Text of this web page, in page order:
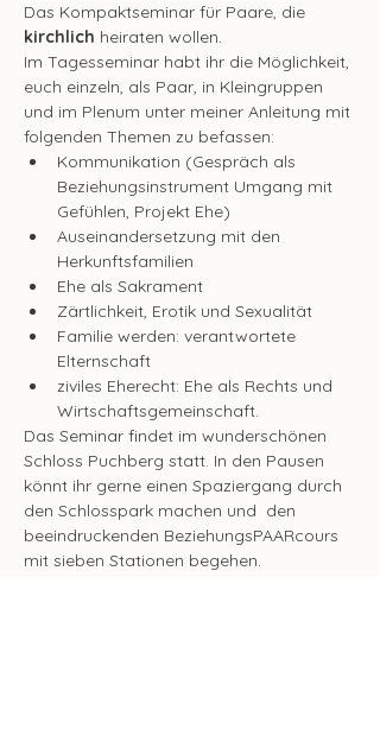
Das Kompaktseminar für Paare, die
kirchlich heiraten wollen.
Im Tagesseminar habt ihr die Möglichkeit,
euch einzeln, als Paar, in Kleingruppen
und im Plenum unter meiner Anleitung mit
folgenden Themen zu befassen:
Kommunikation (Gespräch als
Beziehungsinstrument Umgang mit
Gefühlen, Projekt Ehe)
Auseinandersetzung mit den
Herkunftsfamilien
Ehe als Sakrament
Zärtlichkeit, Erotik und Sexualität
Familie werden: verantwortete
Elternschaft
ziviles Eherecht: Ehe als Rechts und
Wirtschaftsgemeinschaft.
Das Seminar findet im wunderschönen
Schloss Puchberg statt. In den Pausen
könnt ihr gerne einen Spaziergang durch
den Schlosspark machen und  den
beeindruckenden BeziehungsPAARcours
mit sieben Stationen begehen.